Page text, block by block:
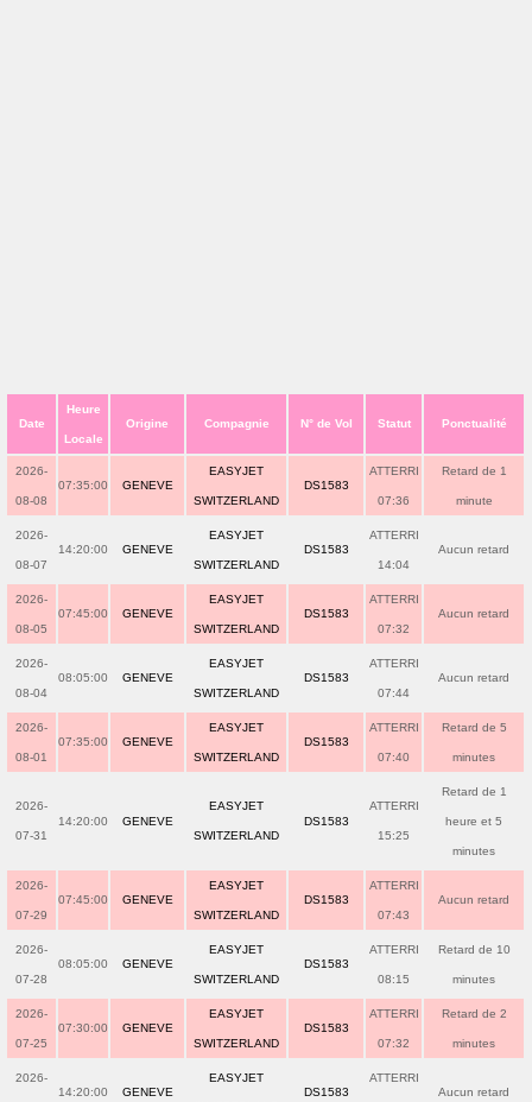
Date
Heure
Locale
Origine Compagnie N° de Vol Statut Ponctualité
2026-
08-08
07:35:00 GENEVE
EASYJET
SWITZERLAND
DS1583
ATTERRI
07:36
Retard de 1
minute
2026-
08-07
14:20:00 GENEVE
EASYJET
SWITZERLAND
DS1583
ATTERRI
14:04
Aucun retard
2026-
08-05
07:45:00 GENEVE
EASYJET
SWITZERLAND
DS1583
ATTERRI
07:32
Aucun retard
2026-
08-04
08:05:00 GENEVE
EASYJET
SWITZERLAND
DS1583
ATTERRI
07:44
Aucun retard
2026-
08-01
07:35:00 GENEVE
EASYJET
SWITZERLAND
DS1583
ATTERRI
07:40
Retard de 5
minutes
2026-
07-31
14:20:00 GENEVE
EASYJET
SWITZERLAND
DS1583
ATTERRI
15:25
Retard de 1
heure et 5
minutes
2026-
07-29
07:45:00 GENEVE
EASYJET
SWITZERLAND
DS1583
ATTERRI
07:43
Aucun retard
2026-
07-28
08:05:00 GENEVE
EASYJET
SWITZERLAND
DS1583
ATTERRI
08:15
Retard de 10
minutes
2026-
07-25
07:30:00 GENEVE
EASYJET
SWITZERLAND
DS1583
ATTERRI
07:32
Retard de 2
minutes
2026-
14:20:00 GENEVE
EASYJET
DS1583
ATTERRI
Aucun retard